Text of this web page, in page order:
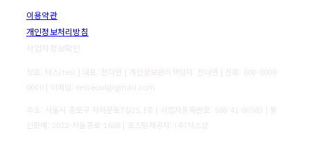
이용약관
개인정보처리방침
사업자정보확인
상호: 테스(tes) | 대표: 전다연 | 개인정보관리책임자: 전다연 | 전화: 000-0000-
0000 | 이메일: tesseoul@gmail.com
주소: 서울시 종로구 자하문로7길25,1층 | 사업자등록번호: 586-41-00583 | 통
신판매: 2022-서울종로-1688 | 호스팅제공자: (주)식스샵